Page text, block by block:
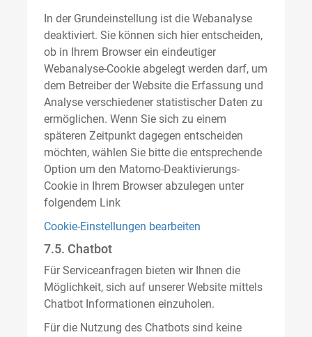
In der Grundeinstellung ist die Webanalyse
deaktiviert. Sie können sich hier entscheiden,
ob in Ihrem Browser ein eindeutiger
Webanalyse-Cookie abgelegt werden darf, um
dem Betreiber der Website die Erfassung und
Analyse verschiedener statistischer Daten zu
ermöglichen. Wenn Sie sich zu einem
späteren Zeitpunkt dagegen entscheiden
möchten, wählen Sie bitte die entsprechende
Option um den Matomo-Deaktivierungs-
Cookie in Ihrem Browser abzulegen unter
folgendem Link
Cookie-Einstellungen bearbeiten
7.5. Chatbot
Für Serviceanfragen bieten wir Ihnen die
Möglichkeit, sich auf unserer Website mittels
Chatbot Informationen einzuholen.
Für die Nutzung des Chatbots sind keine